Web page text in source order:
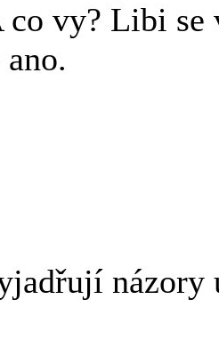
co vy? Libi se
názory